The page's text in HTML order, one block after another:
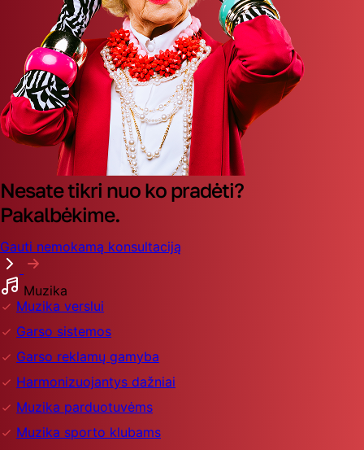
Nesate tikri nuo ko pradėti?
Pakalbėkime.
Gauti nemokamą konsultaciją
Muzika
Muzika verslui
Garso sistemos
Garso reklamų gamyba
Harmonizuojantys dažniai
Muzika parduotuvėms
Muzika sporto klubams